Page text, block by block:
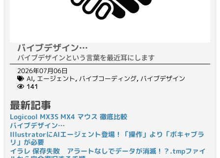
バイブデザイン…
バイブデザインという言葉を最近耳にします
2026年07月06日
AI, エージェント, バイブコーディング, バイブデザイン
141
最新記事
Logicool MX3S MX4 マウス 徹底比較
バイブデザイン…
IllustratorにAIエージェント登場！「操作」より「ボキャブラ
リ」が必要
イラレ 保存失敗 アラートなしでデータが消滅！？.tmpファイ